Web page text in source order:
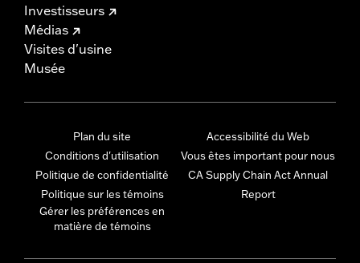
Investisseurs
Médias
Visites d'usine
Musée
Plan du site
Conditions d'utilisation
Politique de confidentialité
Politique sur les témoins
Gérer les préférences en
matière de témoins
Accessibilité du Web
Vous êtes important pour nous
CA Supply Chain Act Annual
Report